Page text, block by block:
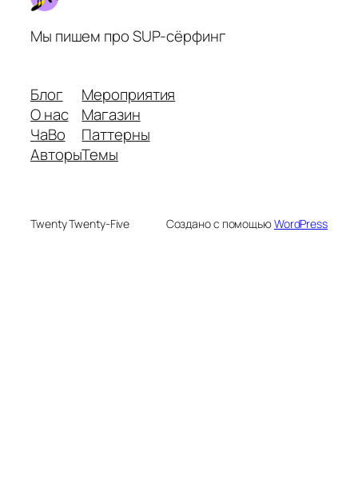
Мы пишем про SUP-сёрфинг
Блог
О нас
ЧаВо
Авторы
Мероприятия
Магазин
Паттерны
Темы
Twenty Twenty-Five Создано с помощьюWordPress